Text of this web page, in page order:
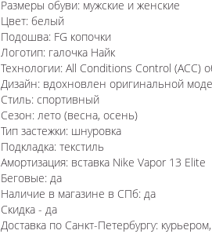
Размеры обуви: мужские и женские
Цвет: белый
Подошва: FG копочки
Логотип: галочка Найк
Технологии: All Conditions Control (ACC)
Дизайн: вдохновлен оригинальной
Стиль: спортивный
Сезон: лето (весна, осень)
Тип застежки: шнуровка
Подкладка: текстиль
Амортизация: вставка Nike Vapor 13 Elite
Беговые: да
Наличие в магазине в СПб: да
Скидка - да
Доставка по Санкт-Петербургу: